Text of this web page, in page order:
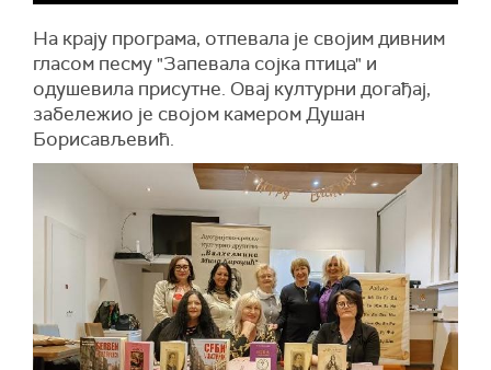
На крају програма, отпевала је својим дивним
гласом песму "Запевала сојка птица" и
одушевила присутне. Овај културни догађај,
забележио је својом камером Душан
Борисављевић.